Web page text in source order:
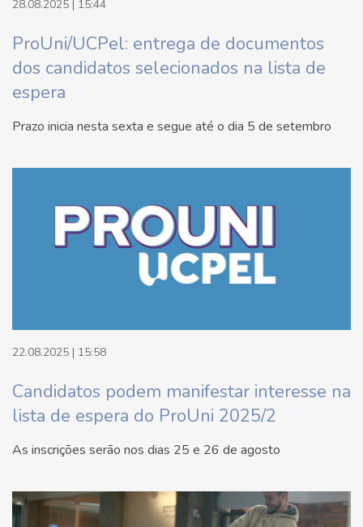
28.08.2025 | 15:44
ProUni/UCPel: entrega de documentos
dos candidatos selecionados na lista de
espera
Prazo inicia nesta sexta e segue até o dia 5 de setembro
22.08.2025 | 15:58
Candidatos podem manifestar interesse na
lista de espera do ProUni 2025/2
As inscrições serão nos dias 25 e 26 de agosto